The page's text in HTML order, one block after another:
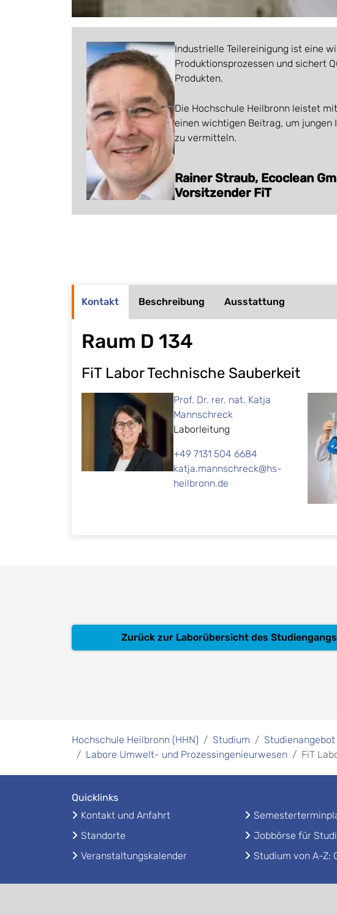
Industrielle Teilereinigung ist eine
Produktionsprozessen und sichert
Produkten.
Die Hochschule Heilbronn leistet
einen wichtigen Beitrag, um jungen
zu vermitteln.
Rainer Straub, Ecoclean
Vorsitzender FiT
Kontakt Beschreibung Ausstattung
Raum D 134
FiT Labor Technische Sauberkeit
Prof. Dr. rer. nat. Katja
Mannschreck
Laborleitung
+49 7131 504 6684
katja.mannschreck@hs-
heilbronn.de
Zurück zur Laborübersicht des Studiengangs
Hochschule Heilbronn (HHN) Studium Studienangebot
Labore Umwelt- und Prozessingenieurwesen
FiT
Quicklinks
Kontakt und Anfahrt
Standorte
Veranstaltungskalender
Jobbörse für
Studium von A-Z: